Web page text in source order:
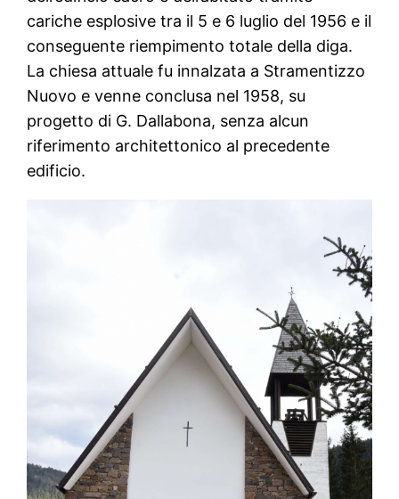
cariche esplosive tra il 5 e 6 luglio del 1956 e il
conseguente riempimento totale della diga.
La chiesa attuale fu innalzata a Stramentizzo
Nuovo e venne conclusa nel 1958, su
progetto di G. Dallabona, senza alcun
riferimento architettonico al precedente
edificio.